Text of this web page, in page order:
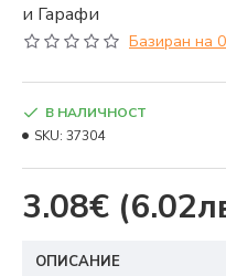
Базиран на
3.08€
В НАЛИЧНОСТ
SKU: 37304
ОПИСАНИЕ